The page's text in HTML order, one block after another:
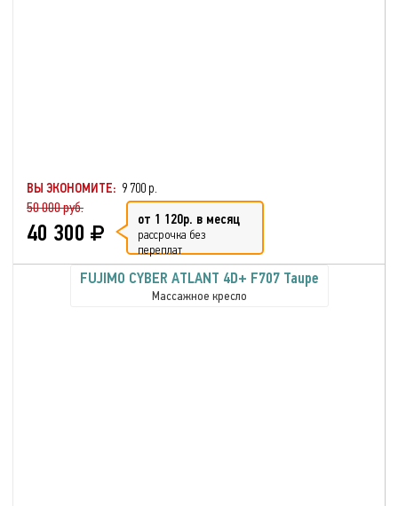
ВЫ ЭКОНОМИТЕ: 9 700 р.
50 000 руб.
40 300 от 1 120р. в месяц
рассрочка без
переплат
FUJIMO CYBER ATLANT 4D+ F707 Taupe
Массажное кресло